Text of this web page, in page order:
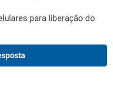
para liberação do